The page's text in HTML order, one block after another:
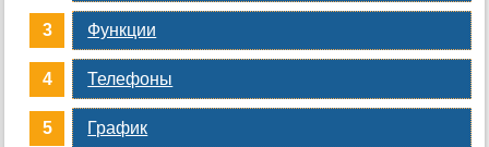
Функции
Телефоны
График